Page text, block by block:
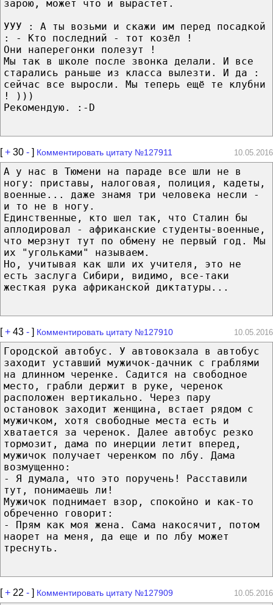
зарою, может что и вырастет.
УУУ : А ты возьми и скажи им перед посадкой
: - Кто последний - тот козёл !
Они наперегонки полезут !
Мы так в школе после звонка делали. И все
старались раньше из класса вылезти. И да :
сейчас все выросли. Мы теперь ещё те клубни
! )))
Рекомендую. :-D
[+ 30 - ] Комментировать цитату №127911 10.05.2016
А у нас в Тюмени на параде все шли не в
ногу: приставы, налоговая, полиция, кадеты,
военные... даже знамя три человека несли -
и то не в ногу.
Единственные, кто шел так, что Сталин бы
аплодировал - африканские студенты-военные,
что мерзнут тут по обмену не первый год. Мы
их "угольками" называем.
Но, учитывая как шли их учителя, это не
есть заслуга Сибири, видимо, все-таки
жесткая рука африканской диктатуры...
[+ 43 - ] Комментировать цитату №127910 10.05.2016
Городской автобус. У автовокзала в автобус
заходит уставший мужичок-дачник с граблями
на длинном черенке. Садится на свободное
место, грабли держит в руке, черенок
расположен вертикально. Через пару
остановок заходит женщина, встает рядом с
мужичком, хотя свободные места есть и
хватается за черенок. Далее автобус резко
тормозит, дама по инерции летит вперед,
мужичок получает черенком по лбу. Дама
возмущенно:
- Я думала, что это поручень! Расставили
тут, понимаешь ли!
Мужичок поднимает взор, спокойно и как-то
обреченно говорит:
- Прям как моя жена. Сама накосячит, потом
наорет на меня, да еще и по лбу может
треснуть.
[+ 22 - ] Комментировать цитату №127909 10.05.2016